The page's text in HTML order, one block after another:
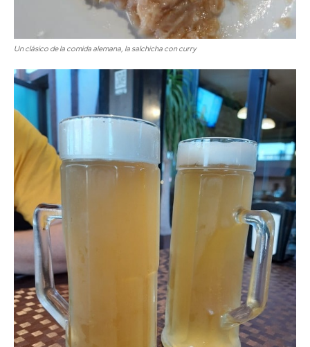
Un clásico de la comida alemana, la salchicha con curry